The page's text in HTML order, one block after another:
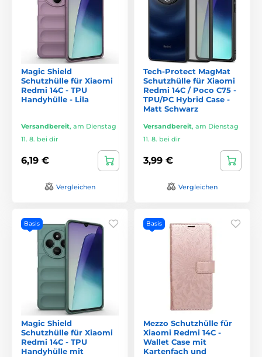
Magic Shield
Schutzhülle für Xiaomi
Redmi 14C - TPU
Handyhülle - Lila
Versandbereit, am Dienstag
11. 8. bei dir
6,19 €
Vergleichen
Tech-Protect MagMat
Schutzhülle für Xiaomi
Redmi 14C / Poco C75 -
TPU/PC Hybrid Case -
Matt Schwarz
Versandbereit, am Dienstag
11. 8. bei dir
3,99 €
Vergleichen
Basis
Magic Shield
Schutzhülle für Xiaomi
Redmi 14C - TPU
Handyhülle mit
Basis
Mezzo Schutzhülle für
Xiaomi Redmi 14C -
Wallet Case mit
Kartenfach und